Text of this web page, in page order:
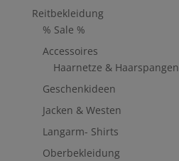
Reitbekleidung
% Sale %
Accessoires
Haarnetze & Haarspangen
Geschenkideen
Jacken & Westen
Langarm- Shirts
Oberbekleidung